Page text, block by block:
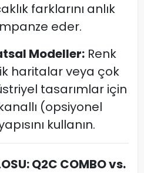
farklarını anlık
eder.
Modeller: Renk
haritalar veya çok
tasarımlar için
(opsiyonel
kullanın.
Q2C COMBO vs.